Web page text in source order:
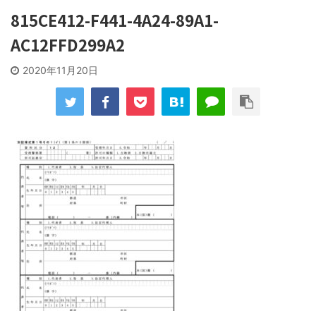
815CE412-F441-4A24-89A1-
AC12FFD299A2
2020年11月20日